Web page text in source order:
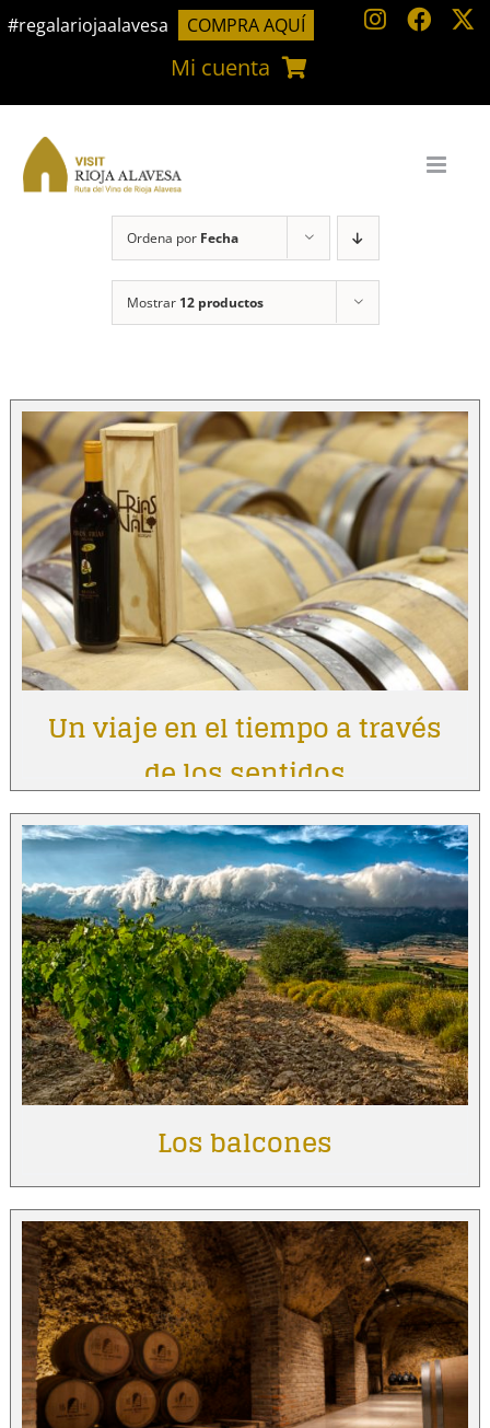
Saltar
#regalariojaalavesa COMPRA AQUÍ
Mi cuenta
Ordena por Fecha
Mostrar 12 productos
Un viaje en el tiempo a través
de los sentidos
Los balcones